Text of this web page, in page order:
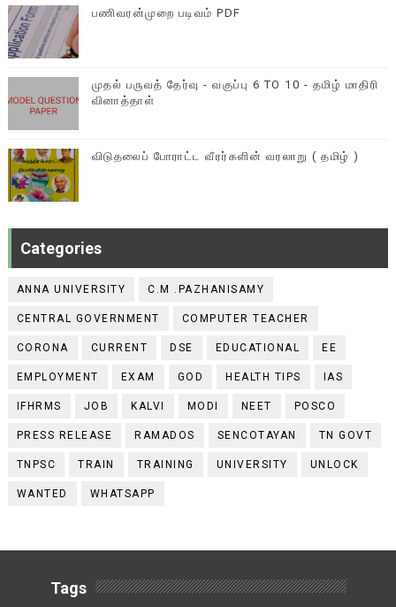
பணிவரன்முறை படிவம் PDF
முதல் பருவத் தேர்வு - வகுப்பு 6 TO 10 - தமிழ் மாதிரி
வினாத்தாள்
விடுதலைப் போராட்ட வீரர்களின் வரலாறு ( தமிழ் )
Categories
ANNA UNIVERSITY C.M .PAZHANISAMY
CENTRAL GOVERNMENT COMPUTER TEACHER
CORONA CURRENT DSE EDUCATIONAL EE
EMPLOYMENT EXAM GOD HEALTH TIPS IAS
IFHRMS JOB KALVI MODI NEET POSCO
PRESS RELEASE RAMADOS SENCOTAYAN TN GOVT
TNPSC TRAIN TRAINING UNIVERSITY UNLOCK
WANTED WHATSAPP
Tags